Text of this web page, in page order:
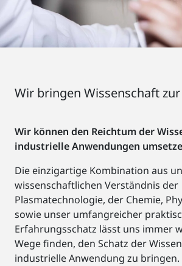
Wir bringen Wissenschaft
Wir können den Reichtum der
industrielle Anwendungen
Die einzigartige Kombination aus
wissenschaftlichen Verständnis der
Plasmatechnologie, der Chemie,
sowie unser umfangreicher
Erfahrungsschatz lässt uns immer
Wege finden, den Schatz der
industrielle Anwendung zu bringen.